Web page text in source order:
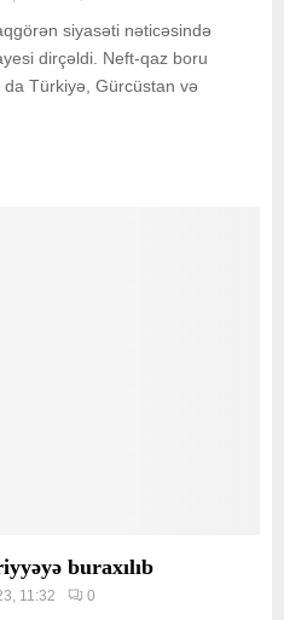
siyasəti nəticəsində
dirçəldi. Neft-qaz boru
Türkiyə, Gürcüstan və
buraxılıb
11:32 0